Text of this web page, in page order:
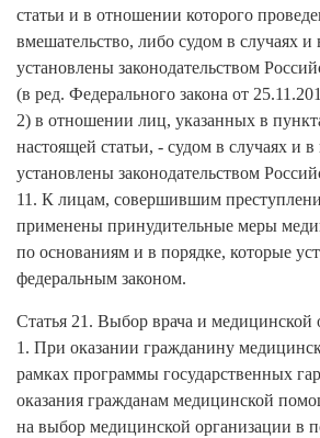
статьи и в отношении которого
вмешательство, либо судом в случаях и
установлены законодательством
(в ред. Федерального закона от
2) в отношении лиц, указанных в
настоящей статьи, - судом в случаях и
установлены законодательством
11. К лицам, совершившим
применены принудительные меры
по основаниям и в порядке, которые
федеральным законом.
Статья 21. Выбор врача и медицинской
1. При оказании гражданину
рамках программы государственных
оказания гражданам медицинской
на выбор медицинской организации в